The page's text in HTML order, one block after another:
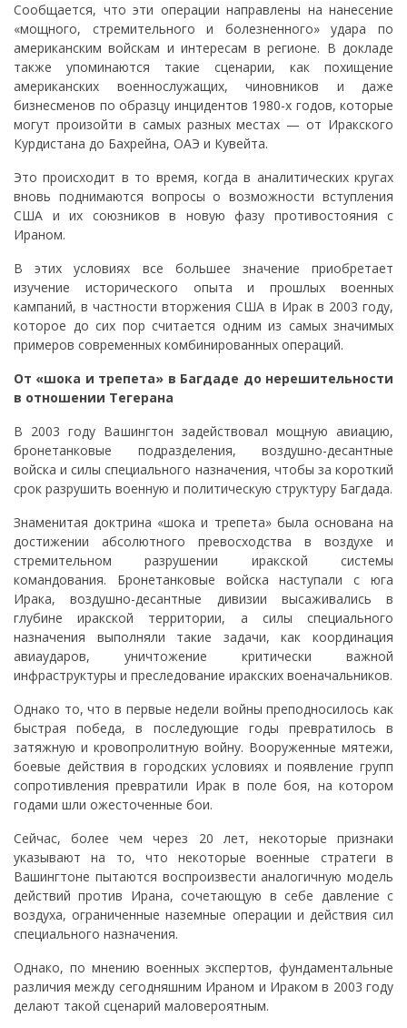
Сообщается, что эти операции направлены на нанесение
«мощного, стремительного и болезненного» удара по
американским войскам и интересам в регионе. В докладе
также упоминаются такие сценарии, как похищение
американских военнослужащих, чиновников и даже
бизнесменов по образцу инцидентов 1980-х годов, которые
могут произойти в самых разных местах — от Иракского
Курдистана до Бахрейна, ОАЭ и Кувейта.
Это происходит в то время, когда в аналитических кругах
вновь поднимаются вопросы о возможности вступления
США и их союзников в новую фазу противостояния с
Ираном.
В этих условиях все большее значение приобретает
изучение исторического опыта и прошлых военных
кампаний, в частности вторжения США в Ирак в 2003 году,
которое до сих пор считается одним из самых значимых
примеров современных комбинированных операций.
От «шока и трепета» в Багдаде до нерешительности
в отношении Тегерана
В 2003 году Вашингтон задействовал мощную авиацию,
бронетанковые подразделения, воздушно-десантные
войска и силы специального назначения, чтобы за короткий
срок разрушить военную и политическую структуру Багдада.
Знаменитая доктрина «шока и трепета» была основана на
достижении абсолютного превосходства в воздухе и
стремительном разрушении иракской системы
командования. Бронетанковые войска наступали с юга
Ирака, воздушно-десантные дивизии высаживались в
глубине иракской территории, а силы специального
назначения выполняли такие задачи, как координация
авиаударов, уничтожение критически важной
инфраструктуры и преследование иракских военачальников.
Однако то, что в первые недели войны преподносилось как
быстрая победа, в последующие годы превратилось в
затяжную и кровопролитную войну. Вооруженные мятежи,
боевые действия в городских условиях и появление групп
сопротивления превратили Ирак в поле боя, на котором
годами шли ожесточенные бои.
Сейчас, более чем через 20 лет, некоторые признаки
указывают на то, что некоторые военные стратеги в
Вашингтоне пытаются воспроизвести аналогичную модель
действий против Ирана, сочетающую в себе давление с
воздуха, ограниченные наземные операции и действия сил
специального назначения.
Однако, по мнению военных экспертов, фундаментальные
различия между сегодняшним Ираном и Ираком в 2003 году
делают такой сценарий маловероятным.